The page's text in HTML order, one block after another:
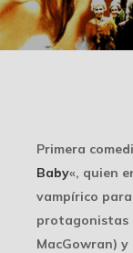
Primera
Baby«, quien
vampírico
protagonistas
MacGowran)